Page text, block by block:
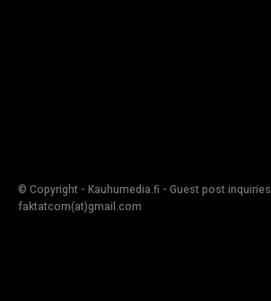
© Copyright - Kauhumedia.fi - Guest post inquiries
faktatcom(at)gmail.com